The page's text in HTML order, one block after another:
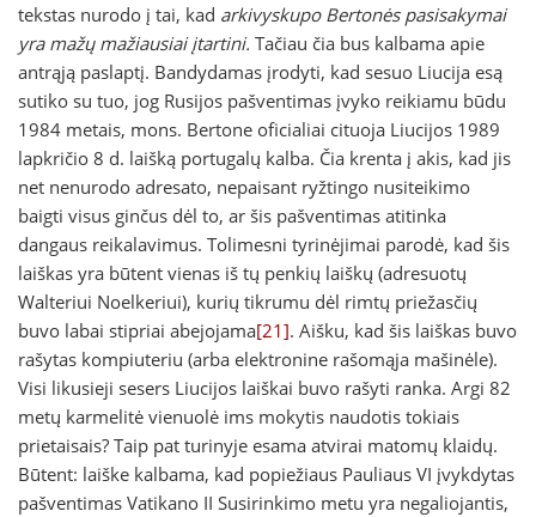
tekstas nurodo į tai, kad arkivyskupo Bertonės pasisakymai
yra mažų mažiausiai įtartini. Tačiau čia bus kalbama apie
antrąją paslaptį. Bandydamas įrodyti, kad sesuo Liucija esą
sutiko su tuo, jog Rusijos pašventimas įvyko reikiamu būdu
1984 metais, mons. Bertone oficialiai cituoja Liucijos 1989
lapkričio 8 d. laišką portugalų kalba. Čia krenta į akis, kad jis
net nenurodo adresato, nepaisant ryžtingo nusiteikimo
baigti visus ginčus dėl to, ar šis pašventimas atitinka
dangaus reikalavimus. Tolimesni tyrinėjimai parodė, kad šis
laiškas yra būtent vienas iš tų penkių laiškų (adresuotų
Walteriui Noelkeriui), kurių tikrumu dėl rimtų priežasčių
buvo labai stipriai abejojama[21]. Aišku, kad šis laiškas buvo
rašytas kompiuteriu (arba elektronine rašomąja mašinėle).
Visi likusieji sesers Liucijos laiškai buvo rašyti ranka. Argi 82
metų karmelitė vienuolė ims mokytis naudotis tokiais
prietaisais? Taip pat turinyje esama atvirai matomų klaidų.
Būtent: laiške kalbama, kad popiežiaus Pauliaus VI įvykdytas
pašventimas Vatikano II Susirinkimo metu yra negaliojantis,